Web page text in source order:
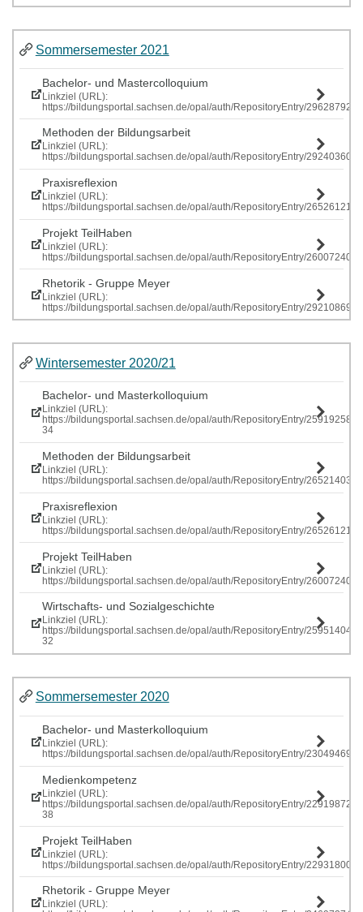
Sommersemester 2021
Bachelor- und Mastercolloquium
Linkziel (URL):
https://bildungsportal.sachsen.de/opal/auth/RepositoryEntry/
Methoden der Bildungsarbeit
Linkziel (URL):
https://bildungsportal.sachsen.de/opal/auth/RepositoryEntry/
Praxisreflexion
Linkziel (URL):
https://bildungsportal.sachsen.de/opal/auth/RepositoryEntry/
Projekt TeilHaben
Linkziel (URL):
https://bildungsportal.sachsen.de/opal/auth/RepositoryEntry/
Rhetorik - Gruppe Meyer
Linkziel (URL):
https://bildungsportal.sachsen.de/opal/auth/RepositoryEntry/
Wintersemester 2020/21
Bachelor- und Masterkolloquium
Linkziel (URL):
https://bildungsportal.sachsen.de/opal/auth/RepositoryEntry/
34
Methoden der Bildungsarbeit
Linkziel (URL):
https://bildungsportal.sachsen.de/opal/auth/RepositoryEntry/
Praxisreflexion
Linkziel (URL):
https://bildungsportal.sachsen.de/opal/auth/RepositoryEntry/
Projekt TeilHaben
Linkziel (URL):
https://bildungsportal.sachsen.de/opal/auth/RepositoryEntry/
Wirtschafts- und Sozialgeschichte
Linkziel (URL):
https://bildungsportal.sachsen.de/opal/auth/RepositoryEntry/
32
Sommersemester 2020
Bachelor- und Masterkolloquium
Linkziel (URL):
https://bildungsportal.sachsen.de/opal/auth/RepositoryEntry/
Medienkompetenz
Linkziel (URL):
https://bildungsportal.sachsen.de/opal/auth/RepositoryEntry/
38
Projekt TeilHaben
Linkziel (URL):
https://bildungsportal.sachsen.de/opal/auth/RepositoryEntry/
Rhetorik - Gruppe Meyer
Linkziel (URL):